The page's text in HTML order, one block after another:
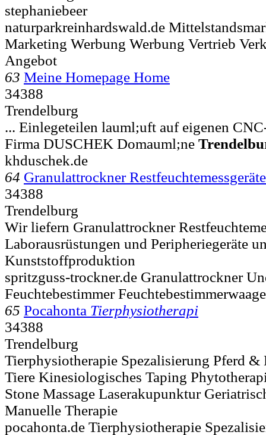
stephaniebeer
naturparkreinhardswald.de
Marketing Werbung Werbung Vertrieb
Angebot
63 Meine Homepage Home
34388
Trendelburg
... Einlegeteilen lauml;uft auf eigenen
Firma DUSCHEK Domauml;ne
khduschek.de
64 Granulattrockner
34388
Trendelburg
Wir liefern Granulattrockner
Laborausrüstungen und Peripheriegeräte
Kunststoffproduktion
spritzguss-trockner.de Granulattrockner
Feuchtebestimmer Feuchtebestimmerwaage
65 Pocahonta Tierphysiotherapi
34388
Trendelburg
Tierphysiotherapie Spezalisierung Pferd
Tiere Kinesiologisches Taping
Stone Massage Laserakupunktur
Manuelle Therapie
pocahonta.de Tierphysiotherapie